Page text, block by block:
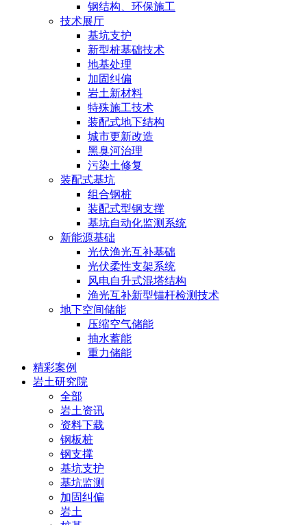
钢结构、环保施工
技术展厅
基坑支护
新型桩基础技术
地基处理
加固纠偏
岩土新材料
特殊施工技术
装配式地下结构
城市更新改造
黑臭河治理
污染土修复
装配式基坑
组合钢桩
装配式型钢支撑
基坑自动化监测系统
新能源基础
光伏渔光互补基础
光伏柔性支架系统
风电自升式混塔结构
渔光互补新型锚杆检测技术
地下空间储能
压缩空气储能
抽水蓄能
重力储能
精彩案例
岩土研究院
全部
岩土资讯
资料下载
钢板桩
钢支撑
基坑支护
基坑监测
加固纠偏
岩土